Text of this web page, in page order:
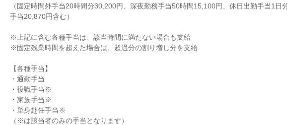
（固定時間外手当20時間分30,200円、深夜勤務手当50時間15,100円、休日出勤手当1日
手当20,870円含む）
※上記に含む各種手当は、該当時間に満たない場合も支給
※固定残業時間を超えた場合は、超過分の割り増し分を支給
【各種手当】
・通勤手当
・役職手当※
・家族手当※
・単身赴任手当※
（※は該当者のみの手当となります）